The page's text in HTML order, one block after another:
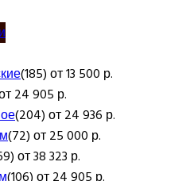
(185) от 13 500 р.
24 905 р.
(204) от 24 936 р.
(72) от 25 000 р.
от 38 323 р.